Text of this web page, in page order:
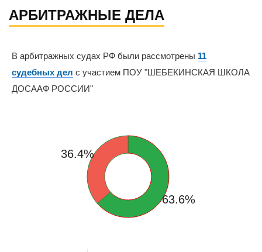
АРБИТРАЖНЫЕ ДЕЛА
В арбитражных судах РФ были рассмотрены 11
судебных дел с участием ПОУ "ШЕБЕКИНСКАЯ ШКОЛА
ДОСААФ РОССИИ"
63.6%
36.4%